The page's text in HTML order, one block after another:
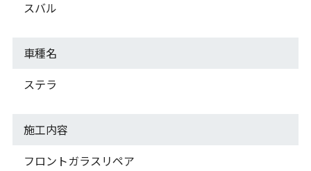
スバル
車種名
ステラ
施工内容
フロントガラスリペア